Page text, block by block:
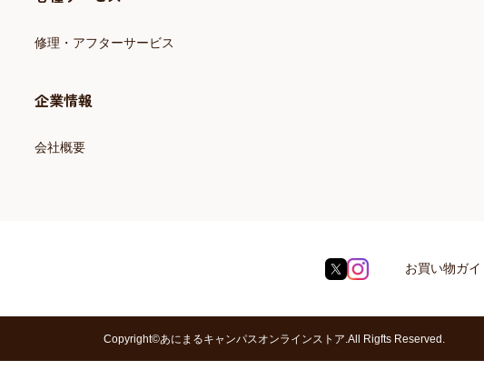
修理・アフターサービス
企業情報
会社概要
お買い物ガイ
Copyright©あにまるキャンパスオンラインストア.All Rigfts Reserved.